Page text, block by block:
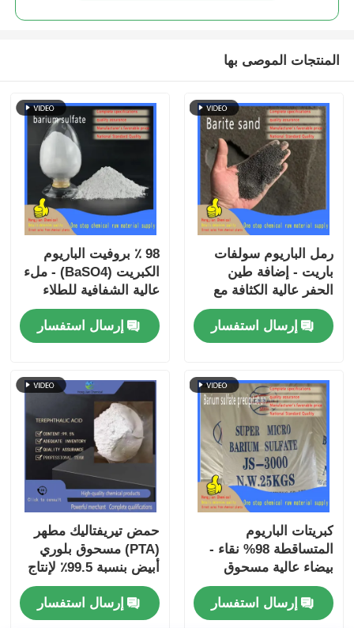
المنتجات الموصى بها
رمل الباريوم سولفات
باريت - إضافة طين
الحفر عالية الكثافة مع
حماية الإشعاع والحصانة
الكيميائيةإرسال استفسار
98 ٪ بروفيت الباريوم
الكبريت (BaSO4) - ملء
عالية الشفافية للطلاء
والبلاستيك والتباين
الأشعة السينية
إرسال استفسار
كبريتات الباريوم
المتساقطة 98% نقاء -
بيضاء عالية مسحوق
BaSO4 للتباين الأشعة
السينية في الطلاء
والبلاستيك
إرسال استفسار
حمض تيريفتاليك مطهر
(PTA) مسحوق بلوري
أبيض بنسبة 99.5٪ لإنتاج
رزين بي تي
إرسال استفسار